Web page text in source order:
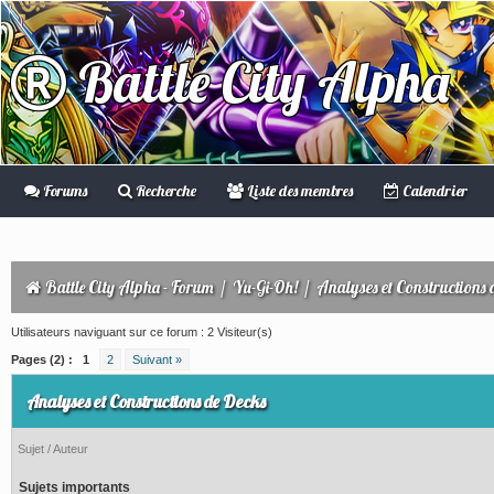
Battle City Alpha
Forums Recherche Liste des membres Calendrier
Battle City Alpha - Forum/ Yu-Gi-Oh! / Analyses et Constructions
Utilisateurs naviguant sur ce forum : 2 Visiteur(s)
Pages (2) : 1 2 Suivant »
Analyses et Constructions de Decks
Sujet /Auteur
Sujets importants